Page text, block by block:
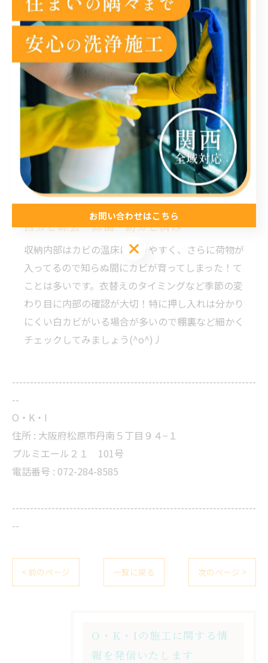
観察しましょう。
白カビ除去・除菌・防カビ済み
収納内部はカビの温床になりやすく、さらに荷物が
入ってるので知らぬ間にカビが育ってしまった！て
ことは多いです。衣替えのタイミングなど季節の変
わり目に内部の確認が大切！特に押し入れは分かり
にくい白カビがいる場合が多いので棚裏など細かく
チェックしてみましょう(^o^)丿
--------------------------------------------------------------------
--
O・K・I
住所 : 大阪府松原市丹南５丁目９４−１
プルミエール２１ 101号
電話番号 : 072-284-8585
--------------------------------------------------------------------
--
< 前のページ 一覧に戻る 次のページ >
O・K・Iの施工に関する情
報を発信いたします
お問い合わせはこちら